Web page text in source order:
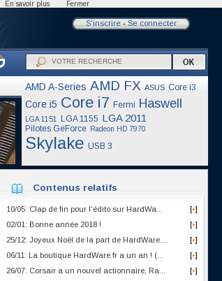
S'inscrire- Se connecter
AMD A-Series AMD FX ASUS Core i3
Core i5 Core i7 Fermi Haswell
LGA 1151 LGA 1155 LGA 2011
Pilotes GeForce Radeon HD 7970
Skylake USB 3
Contenus relatifs
[+]
10/05: Clap de fin pour l'édito sur HardWa...
[+]
02/01: Bonne année 2018 !
[+]
25/12: Joyeux Noël de la part de HardWare....
[+]
06/11: La boutique HardWare.fr a un an ! (...
[+]
26/07: Corsair a un nouvel actionnaire, Ra...
En savoir plus Fermer